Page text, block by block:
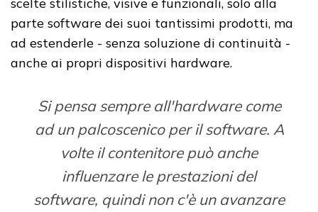
parte software dei suoi tantissimi prodotti, ma
ad estenderle - senza soluzione di continuità -
anche ai propri dispositivi hardware.
Si pensa sempre all'hardware come
ad un palcoscenico per il software. A
volte il contenitore può anche
influenzare le prestazioni del
software, quindi non c'è un avanzare